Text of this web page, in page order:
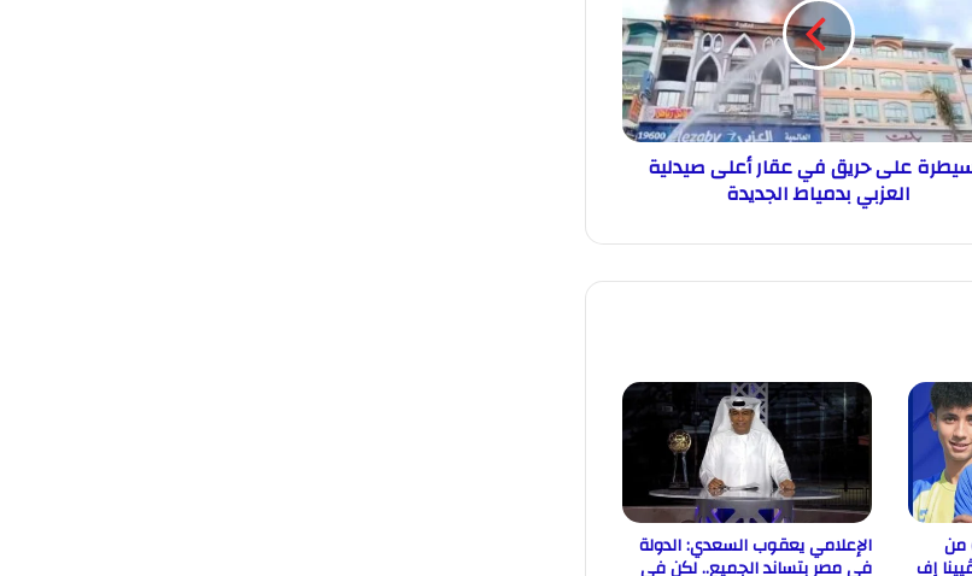
على حريق في عقار أعلى صيدلية
العزبي بدمياط الجديدة
من
إف
الإعلامي يعقوب السعدي: الدولة
في مصر بتساند الجميع.. لكن في